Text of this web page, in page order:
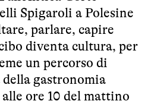
Spigaroli a Polesine
parlare, capire
diventa cultura, per
un percorso di
gastronomia
ore 10 del mattino